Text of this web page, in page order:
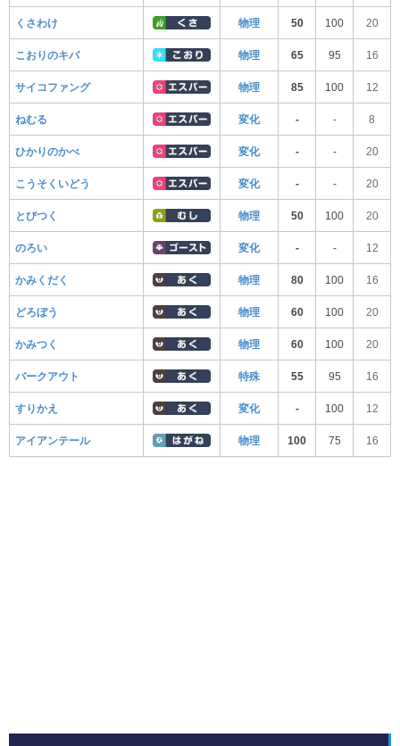
くさわけ 物理 50 100 20
こおりのキバ 物理 65 95 16
サイコファング 物理 85 100 12
ねむる 変化 - - 8
ひかりのかべ 変化 - - 20
こうそくいどう 変化 - - 20
とびつく 物理 50 100 20
のろい 変化 - - 12
かみくだく 物理 80 100 16
どろぼう 物理 60 100 20
かみつく 物理 60 100 20
バークアウト 特殊 55 95 16
すりかえ 変化 - 100 12
アイアンテール 物理 100 75 16